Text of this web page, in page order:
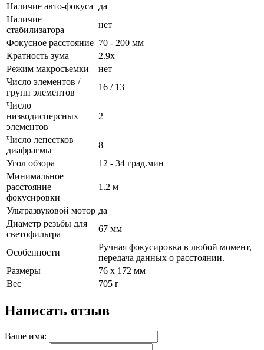
Наличие авто-фокуса
да
Наличие
стабилизатора
нет
Фокусное расстояние 70 - 200 мм
Кратность зума
2.9x
Режим макросъемки
нет
Число элементов /
групп элементов
16 / 13
Число
низкодисперсных
элементов
2
Число лепестков
диафрагмы
8
Угол обзора
12 - 34 град.мин
Минимальное
расстояние
фокусировки
1.2 м
Ультразвуковой мотор да
Диаметр резьбы для
светофильтра
67 мм
Особенности
Ручная фокусировка в любой момент,
передача данных о расстоянии.
Размеры
76 x 172 мм
Вес
705 г
Написать отзыв
Ваше имя: